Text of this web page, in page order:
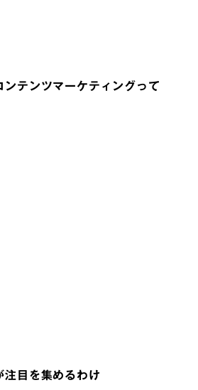
テンツマーケティングって
目を集めるわけ